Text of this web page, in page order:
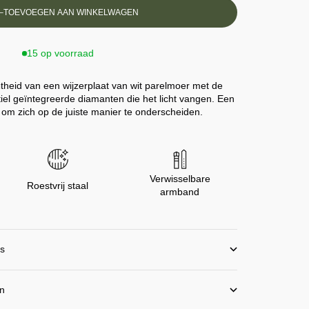
TOEVOEGEN AAN WINKELWAGEN
15 op voorraad
van een wijzerplaat van wit parelmoer met de
geïntegreerde diamanten die het licht vangen. Een
zich op de juiste manier te onderscheiden.
Roestvrij staal
Verwisselbare
armband